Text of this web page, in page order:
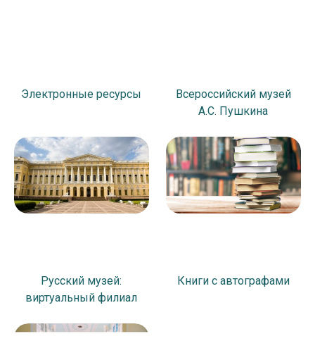
Электронные ресурсы
Всероссийский музей
А.С. Пушкина
Русский музей:
виртуальный филиал
Книги с автографами